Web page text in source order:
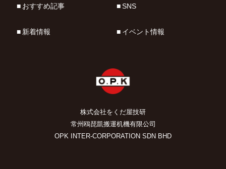
株式会社をくだ屋技研
常州鴎琵凱搬運机機有限公司
OPK INTER-CORPORATION SDN BHD
おすすめ記事
新着情報
SNS
イベント情報